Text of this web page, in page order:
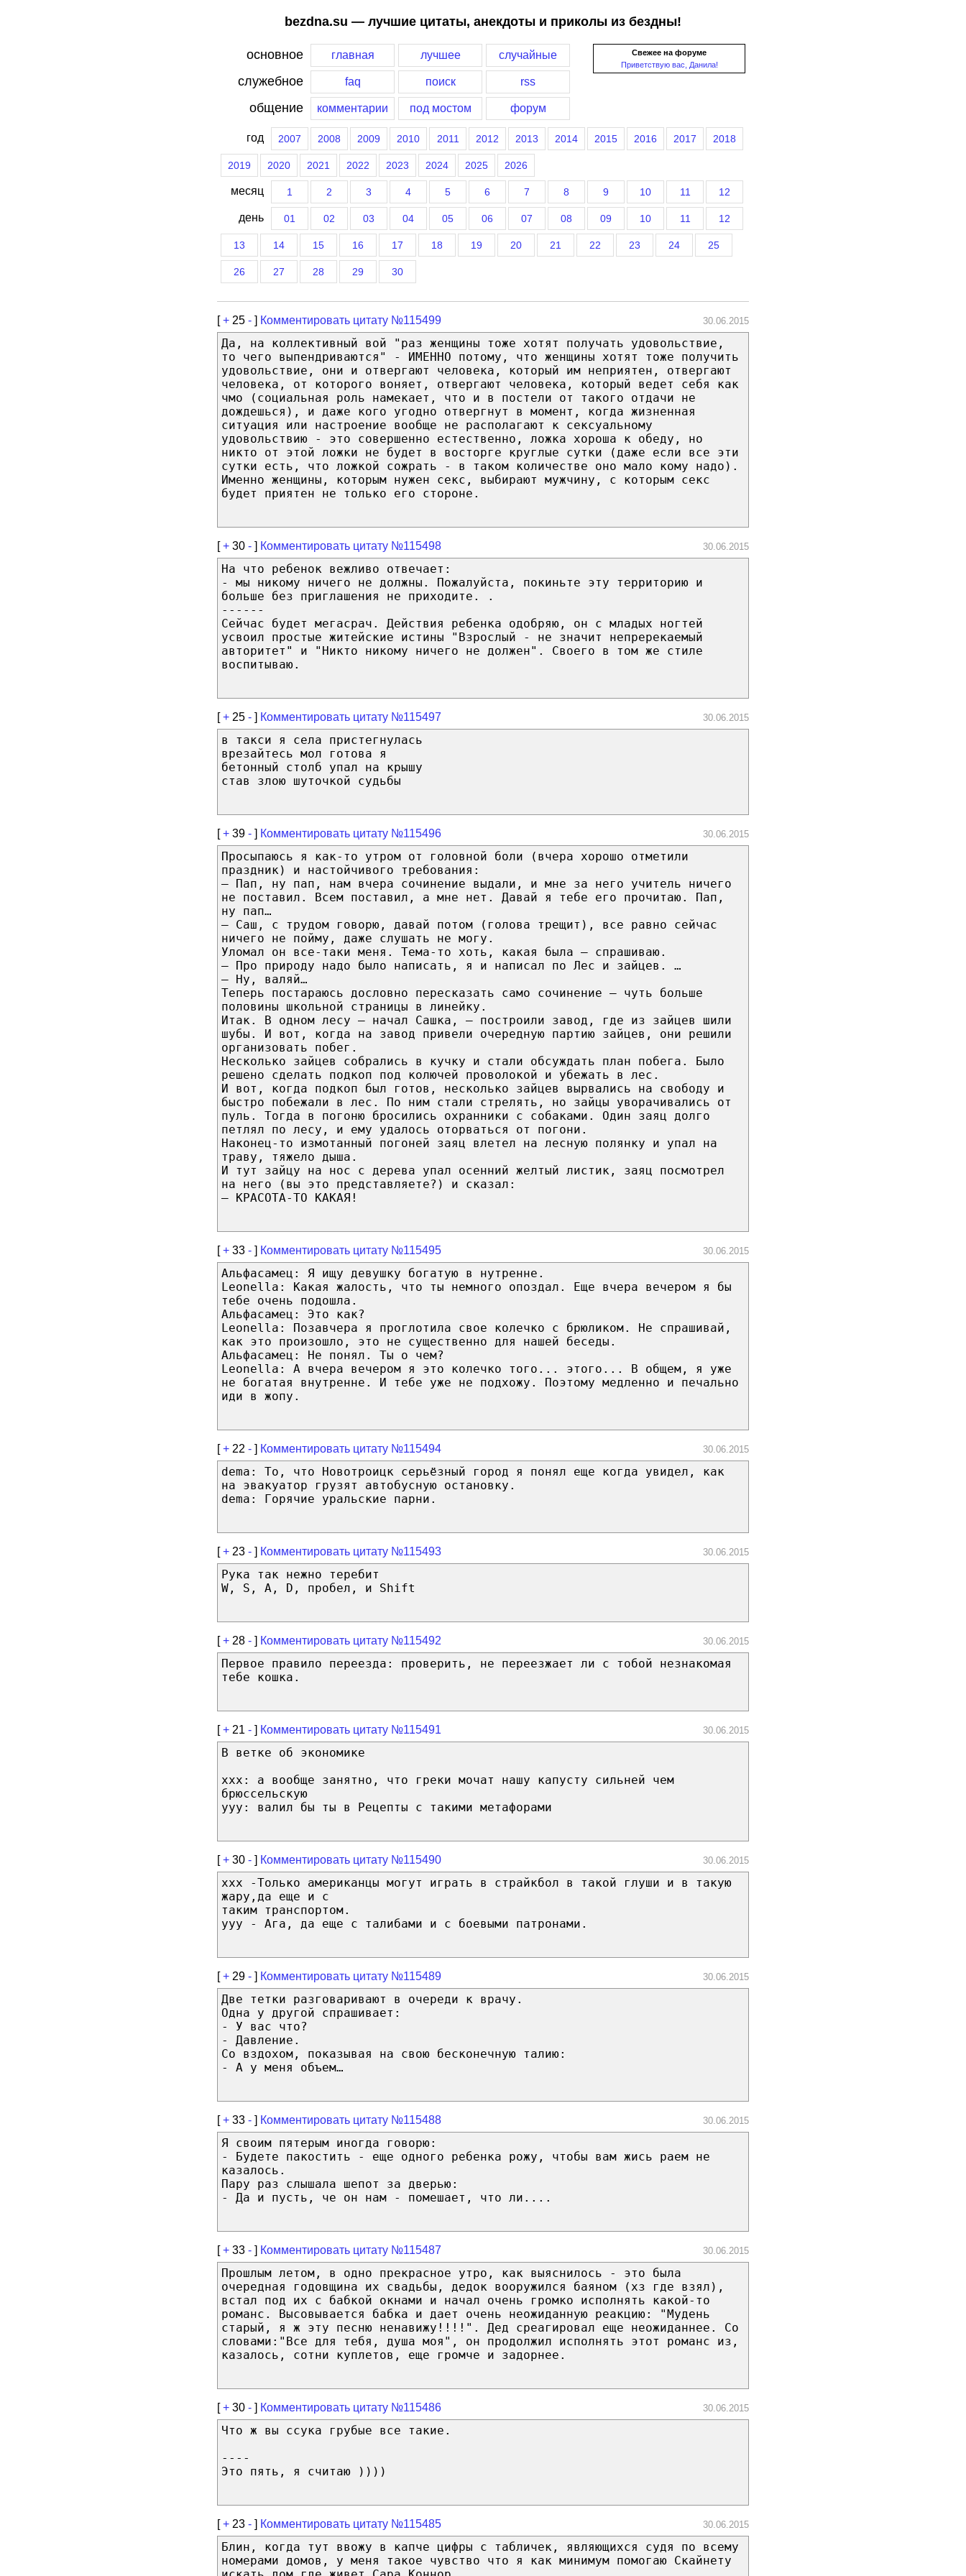
bezdna.su — лучшие цитаты, анекдоты и приколы из бездны!
Свежее на форуме
Приветствую вас, Данила!
основное главная лучшее случайные
служебное faq поиск rss
общение комментарии под мостом форум
год 2007 2008 2009 2010 2011 2012 2013 2014 2015 2016 2017 2018
2019 2020 2021 2022 2023 2024 2025 2026
месяц 1 2 3 4 5 6 7 8 9 10 11 12
день 01 02 03 04 05 06 07 08 09 10 11 12
13 14 15 16 17 18 19 20 21 22 23 24 25
26 27 28 29 30
[+ 25 - ] Комментировать цитату №115499 30.06.2015
Да, на коллективный вой "раз женщины тоже хотят получать удовольствие,
то чего выпендриваются" - ИМЕННО потому, что женщины хотят тоже получить
удовольствие, они и отвергают человека, который им неприятен, отвергают
человека, от которого воняет, отвергают человека, который ведет себя как
чмо (социальная роль намекает, что и в постели от такого отдачи не
дождешься), и даже кого угодно отвергнут в момент, когда жизненная
ситуация или настроение вообще не располагают к сексуальному
удовольствию - это совершенно естественно, ложка хороша к обеду, но
никто от этой ложки не будет в восторге круглые сутки (даже если все эти
сутки есть, что ложкой сожрать - в таком количестве оно мало кому надо).
Именно женщины, которым нужен секс, выбирают мужчину, с которым секс
будет приятен не только его стороне.
[+ 30 - ] Комментировать цитату №115498 30.06.2015
На что ребенок вежливо отвечает:
- мы никому ничего не должны. Пожалуйста, покиньте эту территорию и
больше без приглашения не приходите. .
------
Сейчас будет мегасрач. Действия ребенка одобряю, он с младых ногтей
усвоил простые житейские истины "Взрослый - не значит непререкаемый
авторитет" и "Никто никому ничего не должен". Своего в том же стиле
воспитываю.
[+ 25 - ] Комментировать цитату №115497 30.06.2015
в такси я села пристегнулась
врезайтесь мол готова я
бетонный столб упал на крышу
став злою шуточкой судьбы
[+ 39 - ] Комментировать цитату №115496 30.06.2015
Просыпаюсь я как-то утром от головной боли (вчера хорошо отметили
праздник) и настойчивого требования:
— Пап, ну пап, нам вчера сочинение выдали, и мне за него учитель ничего
не поставил. Всем поставил, а мне нет. Давай я тебе его прочитаю. Пап,
ну пап…
— Саш, с трудом говорю, давай потом (голова трещит), все равно сейчас
ничего не пойму, даже слушать не могу.
Уломал он все-таки меня. Тема-то хоть, какая была — спрашиваю.
— Про природу надо было написать, я и написал по Лес и зайцев. …
— Ну, валяй…
Теперь постараюсь дословно пересказать само сочинение — чуть больше
половины школьной страницы в линейку.
Итак. В одном лесу — начал Сашка, — построили завод, где из зайцев шили
шубы. И вот, когда на завод привели очередную партию зайцев, они решили
организовать побег.
Несколько зайцев собрались в кучку и стали обсуждать план побега. Было
решено сделать подкоп под колючей проволокой и убежать в лес.
И вот, когда подкоп был готов, несколько зайцев вырвались на свободу и
быстро побежали в лес. По ним стали стрелять, но зайцы уворачивались от
пуль. Тогда в погоню бросились охранники с собаками. Один заяц долго
петлял по лесу, и ему удалось оторваться от погони.
Наконец-то измотанный погоней заяц влетел на лесную полянку и упал на
траву, тяжело дыша.
И тут зайцу на нос с дерева упал осенний желтый листик, заяц посмотрел
на него (вы это представляете?) и сказал:
— КРАСОТА-ТО КАКАЯ!
[+ 33 - ] Комментировать цитату №115495 30.06.2015
Альфасамец: Я ищу девушку богатую в нутренне.
Leonella: Какая жалость, что ты немного опоздал. Еще вчера вечером я бы
тебе очень подошла.
Альфасамец: Это как?
Leonella: Позавчера я проглотила свое колечко с брюликом. Не спрашивай,
как это произошло, это не существенно для нашей беседы.
Альфасамец: Не понял. Ты о чем?
Leonella: А вчера вечером я это колечко того... этого... В общем, я уже
не богатая внутренне. И тебе уже не подхожу. Поэтому медленно и печально
иди в жопу.
[+ 22 - ] Комментировать цитату №115494 30.06.2015
dema: То, что Новотроицк серьёзный город я понял еще когда увидел, как
на эвакуатор грузят автобусную остановку.
dema: Горячие уральские парни.
[+ 23 - ] Комментировать цитату №115493 30.06.2015
Рука так нежно теребит
W, S, A, D, пробел, и Shift
[+ 28 - ] Комментировать цитату №115492 30.06.2015
Первое правило переезда: проверить, не переезжает ли с тобой незнакомая
тебе кошка.
[+ 21 - ] Комментировать цитату №115491 30.06.2015
В ветке об экономике
xxx: а вообще занятно, что греки мочат нашу капусту сильней чем
брюссельскую
yyy: валил бы ты в Рецепты с такими метафорами
[+ 30 - ] Комментировать цитату №115490 30.06.2015
xxx -Только американцы могут играть в страйкбол в такой глуши и в такую
жару,да еще и с
таким транспортом.
yyy - Ага, да еще с талибами и с боевыми патронами.
[+ 29 - ] Комментировать цитату №115489 30.06.2015
Две тетки разговаривают в очереди к врачу.
Одна у другой спрашивает:
- У вас что?
- Давление.
Со вздохом, показывая на свою бесконечную талию:
- А у меня объем…
[+ 33 - ] Комментировать цитату №115488 30.06.2015
Я своим пятерым иногда говорю:
- Будете пакостить - еще одного ребенка рожу, чтобы вам жись раем не
казалось.
Пару раз слышала шепот за дверью:
- Да и пусть, че он нам - помешает, что ли....
[+ 33 - ] Комментировать цитату №115487 30.06.2015
Прошлым летом, в одно прекрасное утро, как выяснилось - это была
очередная годовщина их свадьбы, дедок вооружился баяном (хз где взял),
встал под их с бабкой окнами и начал очень громко исполнять какой-то
романс. Высовывается бабка и дает очень неожиданную реакцию: "Мудень
старый, я ж эту песню ненавижу!!!!". Дед среагировал еще неожиданнее. Со
словами:"Все для тебя, душа моя", он продолжил исполнять этот романс из,
казалось, сотни куплетов, еще громче и задорнее.
[+ 30 - ] Комментировать цитату №115486 30.06.2015
Что ж вы ссука грубые все такие.
----
Это пять, я считаю ))))
[+ 23 - ] Комментировать цитату №115485 30.06.2015
Блин, когда тут ввожу в капче цифры с табличек, являющихся судя по всему
номерами домов, у меня такое чувство что я как минимум помогаю Скайнету